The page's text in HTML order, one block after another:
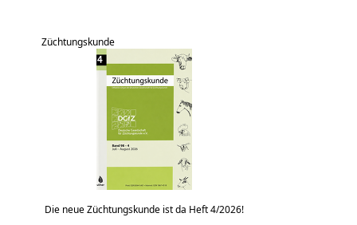
Züchtungskunde
Die neue Züchtungskunde ist da Heft 4/2026!